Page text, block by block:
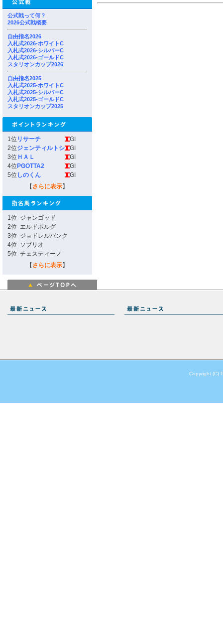
公式戦って何？
2026公式戦概要
自由指名2026
入札式2026-ホワイトC
入札式2026-シルバーC
入札式2026-ゴールドC
スタリオンカップ2026
自由指名2025
入札式2025-ホワイトC
入札式2025-シルバーC
入札式2025-ゴールドC
スタリオンカップ2025
1位 リサーチ
GI
2位ジェンティルトシ
GI
3位 ＨＡＬ
GI
4位 PGOTTA2
GI
5位 しのくん
GI
【 さらに表示】
1位 ジャンゴッド
2位 エルドボルグ
3位 ジョドレルバンク
4位 ソブリオ
5位 チェスティーノ
【 さらに表示】
Copyright (C)